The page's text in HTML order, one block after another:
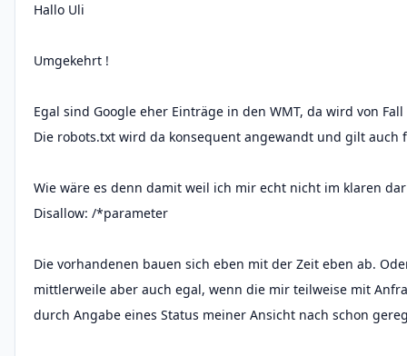
Hallo Uli
Umgekehrt !
Egal sind Google eher Einträge in den WMT, da wird von
Die robots.txt wird da konsequent angewandt und gilt auch
Wie wäre es denn damit weil ich mir echt nicht im klaren
Disallow: /*parameter
Die vorhandenen bauen sich eben mit der Zeit eben ab.
mittlerweile aber auch egal, wenn die mir teilweise mit
durch Angabe eines Status meiner Ansicht nach schon